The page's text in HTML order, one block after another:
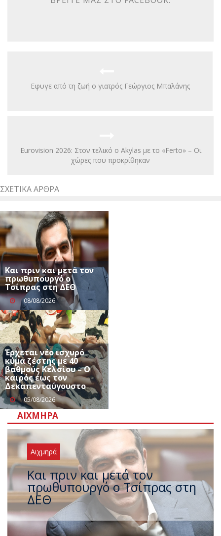
Eφυγε από τη ζωή ο γιατρός Γεώργιος Μπαλάνης
Eurovision 2026: Στον τελικό ο Akylas με το «Ferto» – Οι
χώρες που προκρίθηκαν
ΣΧΕΤΙΚΆ ΆΡΘΡΑ
Και πριν και μετά τον
πρωθυπουργό ο
Τσίπρας στη ΔΕΘ
08/08/2026
Έρχεται νέο ισχυρό
κύμα ζέστης με 40
βαθμούς Κελσίου – Ο
καιρός έως τον
Δεκαπενταύγουστο
05/08/2026
ΑΙΧΜΗΡΆ
Αιχμηρά
Έρχεται νέο ισχυρό κύμα
ζέστης με 40 βαθμούς Κελσίου
– Ο καιρός έως τον
Δεκαπενταύγουστο